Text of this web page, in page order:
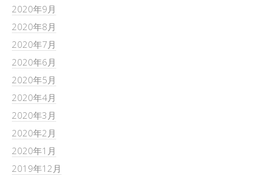
2020年9月
2020年8月
2020年7月
2020年6月
2020年5月
2020年4月
2020年3月
2020年2月
2020年1月
2019年12月